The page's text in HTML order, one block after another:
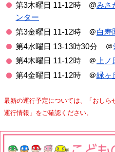
第3木曜日 11-12時 @みさ
ンター
第3金曜日 11-12時 ＠白寿
第4水曜日 13-13時30分 ＠
第4木曜日 11-12時 ＠上ノ
第4金曜日 11-12時 ＠緑ヶ
最新の運行予定については、「おしら
運行情報」をご確認ください。